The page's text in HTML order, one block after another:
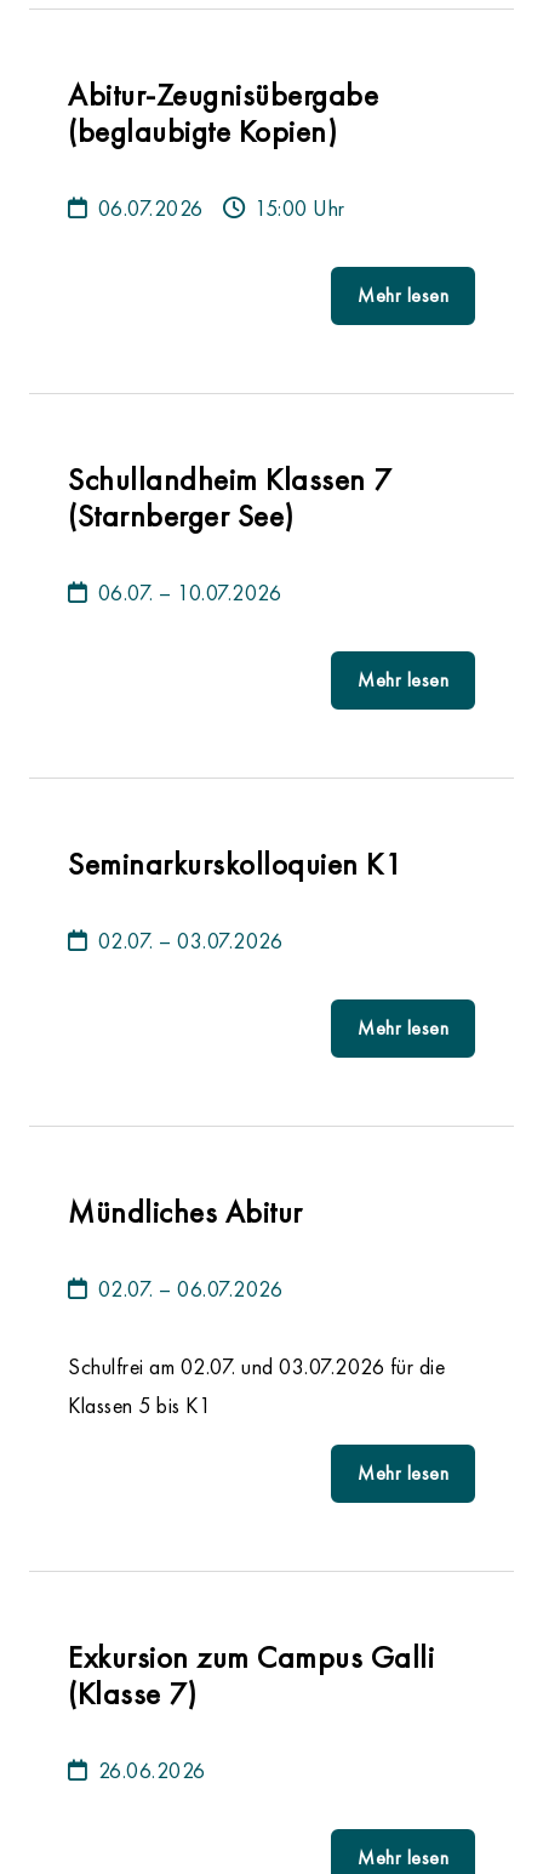
Abitur-Zeugnisübergabe
(beglaubigte Kopien)
06.07.2026 15:00 Uhr
Mehr lesen
Schullandheim Klassen 7
(Starnberger See)
06.07. – 10.07.2026
Mehr lesen
Seminarkurskolloquien K1
02.07. – 03.07.2026
Mehr lesen
Mündliches Abitur
02.07. – 06.07.2026
Schulfrei am 02.07. und 03.07.2026 für die
Klassen 5 bis K1
Mehr lesen
Exkursion zum Campus Galli
(Klasse 7)
26.06.2026
Mehr lesen